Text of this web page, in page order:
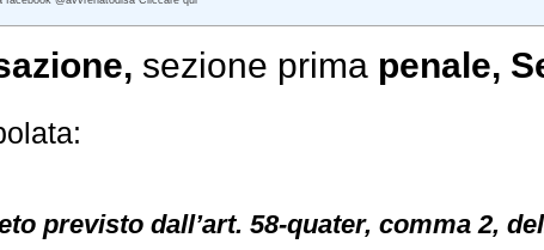
sezione prima penale,
previsto dall’art. 58-quater, comma 2,